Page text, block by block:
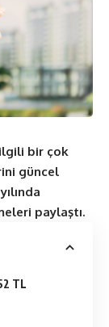
bir çok
güncel
paylaştı.
TL